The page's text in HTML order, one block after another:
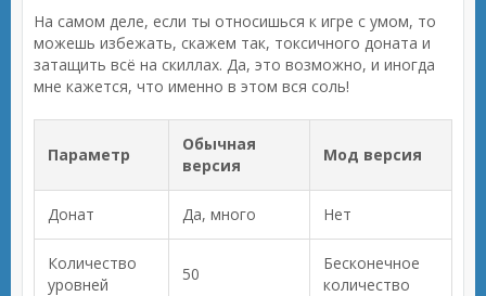
На самом деле, если ты относишься к игре с умом, то
можешь избежать, скажем так, токсичного доната и
затащить всё на скиллах. Да, это возможно, и иногда
мне кажется, что именно в этом вся соль!
Параметр
Обычная
версия
Мод версия
Донат Да, много Нет
Количество
уровней
50
Бесконечное
количество